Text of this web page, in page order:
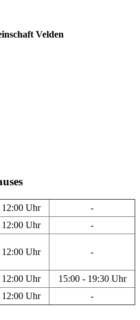
Velden
12:00 Uhr
-
12:00 Uhr -
12:00 Uhr -
12:00 Uhr
15:00 - 19:30 Uhr
12:00 Uhr -